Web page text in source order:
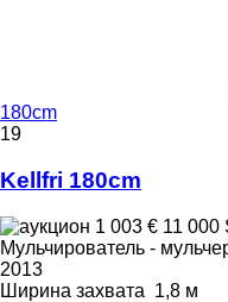
180cm
19
Kellfri 180cm
1 003 € 11 000
Мульчирователь -
2013
Ширина захвата 1,8 м